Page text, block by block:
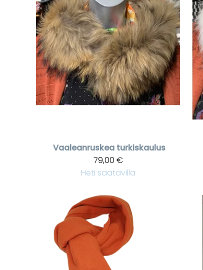
Vaaleanruskea turkiskaulus
79,00 €
Heti saatavilla